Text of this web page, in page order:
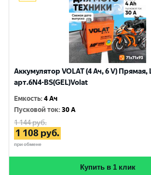
Аккумулятор VOLAT (4 Ач, 6 V) Прямая,
арт.6N4-BS(GEL)Volat
Емкость:4 Ач
Пусковой ток:30 A
1 144руб.
1 108 руб.
при обмене
Купить в 1 клик